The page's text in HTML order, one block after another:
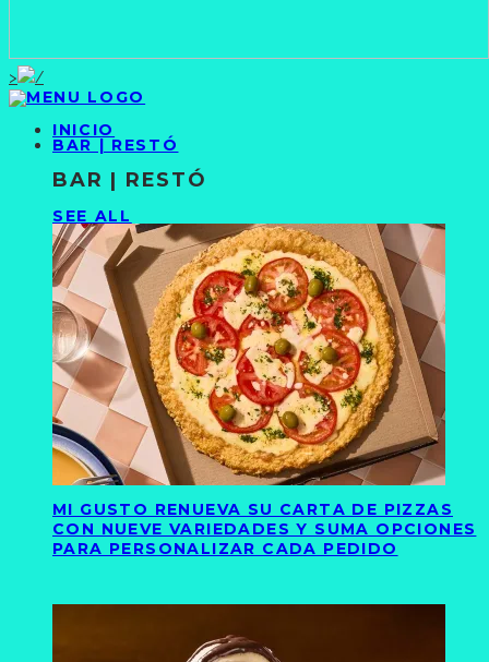
>
INICIO
BAR | RESTÓ
BAR | RESTÓ
SEE ALL
MI GUSTO RENUEVA SU CARTA DE PIZZAS
CON NUEVE VARIEDADES Y SUMA OPCIONES
PARA PERSONALIZAR CADA PEDIDO